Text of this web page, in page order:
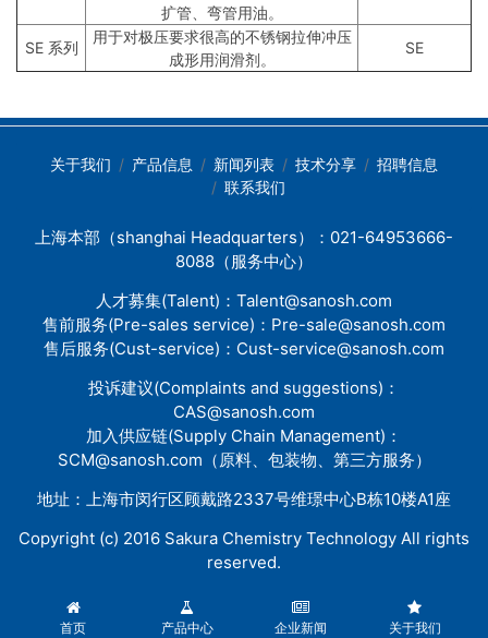
扩管、弯管用油。
SE 系列
用于对极压要求很高的不锈钢拉伸冲压
成形用润滑剂。
SE
关于我们 产品信息 新闻列表 技术分享
招聘信息
联系我们
上海本部（shanghai Headquarters）：021-64953666-
8088（服务中心）
人才募集(Talent)： Talent@sanosh.com
售前服务(Pre-sales service)： Pre-sale@sanosh.com
售后服务(Cust-service)： Cust-service@sanosh.com
投诉建议(Complaints and suggestions)：
CAS@sanosh.com
加入供应链(Supply Chain Management)：
SCM@sanosh.com （原料、包装物、第三方服务）
地址：上海市闵行区顾戴路2337号维璟中心B栋10楼A1座
Copyright (c) 2016 Sakura Chemistry Technology All rights
reserved.
首页 产品中心 企业新闻 关于我们